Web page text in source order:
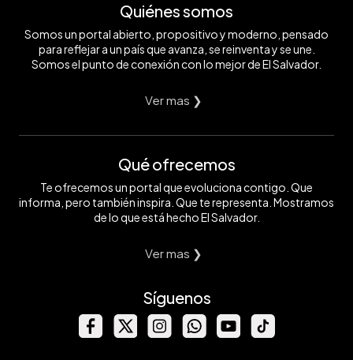
Quiénes somos
Somos un portal abierto, propositivo y moderno, pensado
para reflejar a un país que avanza, se reinventa y se une.
Somos el punto de conexión con lo mejor de El Salvador.
Ver mas ❯
Qué ofrecemos
Te ofrecemos un portal que evoluciona contigo. Que
informa, pero también inspira. Que te representa. Mostramos
de lo que está hecho El Salvador.
Ver mas ❯
Síguenos